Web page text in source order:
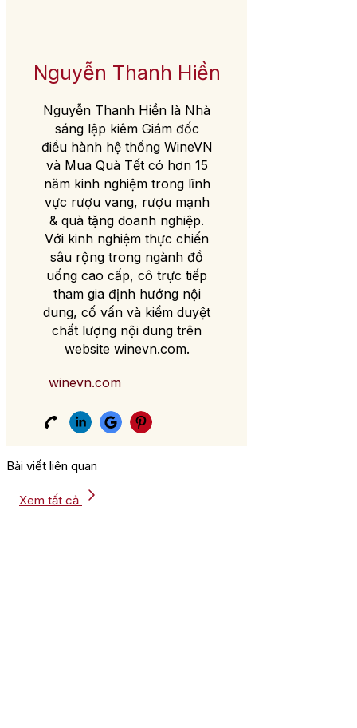
Nguyễn Thanh Hiền
Nguyễn Thanh Hiền là Nhà
sáng lập kiêm Giám đốc
điều hành hệ thống WineVN
và Mua Quà Tết có hơn 15
năm kinh nghiệm trong lĩnh
vực rượu vang, rượu mạnh
& quà tặng doanh nghiệp.
Với kinh nghiệm thực chiến
sâu rộng trong ngành đồ
uống cao cấp, cô trực tiếp
tham gia định hướng nội
dung, cố vấn và kiểm duyệt
chất lượng nội dung trên
website winevn.com.
winevn.com
Bài viết liên quan
Xem tất cả